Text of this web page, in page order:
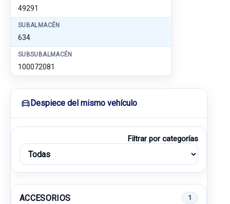
49291
SUBALMACÉN
634
SUBSUBALMACÉN
100072081
Despiece del mismo vehículo
Filtrar por categorías
ACCESORIOS 1